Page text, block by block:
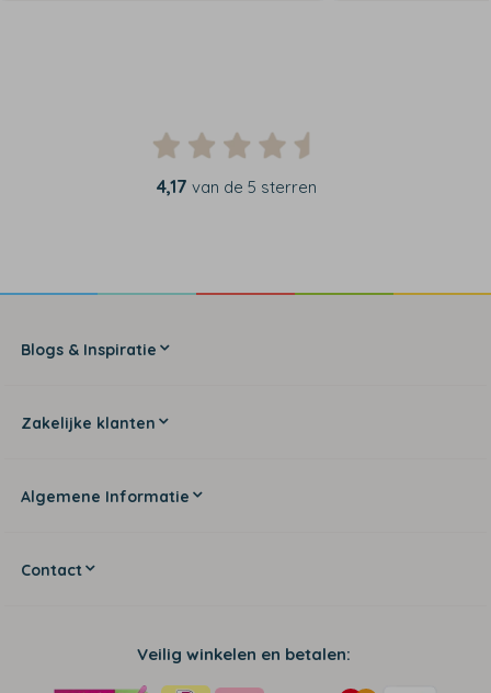
4,17 van de 5 sterren
Blogs & Inspiratie
Zakelijke klanten
Algemene Informatie
Contact
Veilig winkelen en betalen: